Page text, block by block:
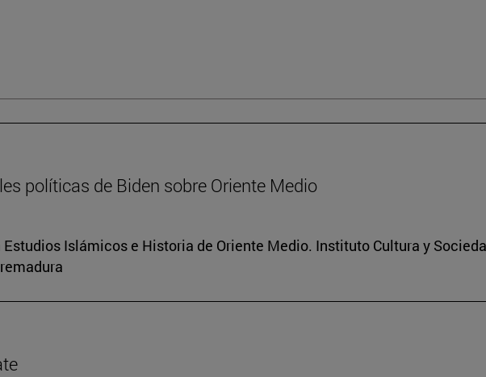
políticas de Biden sobre Oriente Medio
Islámicos e Historia de Oriente Medio. Instituto Cultura y